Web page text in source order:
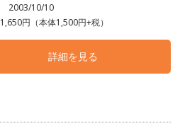
2003/10/10
1,650円（本体1,500円+税）
詳細を見る